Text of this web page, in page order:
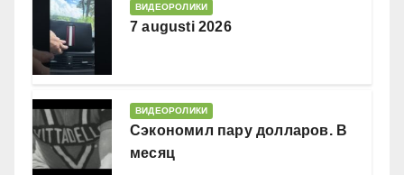
ВИДЕОРОЛИКИ
7 augusti 2026
ВИДЕОРОЛИКИ
Сэкономил пару долларов. В
месяц